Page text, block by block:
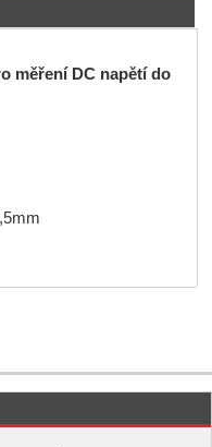
měření DC napětí do